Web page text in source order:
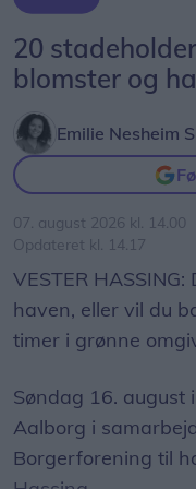
20
blomster og
Emilie Nesheim
07. august 2026 kl. 14.00
Opdateret kl. 14.17
VESTER
haven, eller vil du
timer i grønne
Søndag 16. august
Aalborg i
Borgerforening til